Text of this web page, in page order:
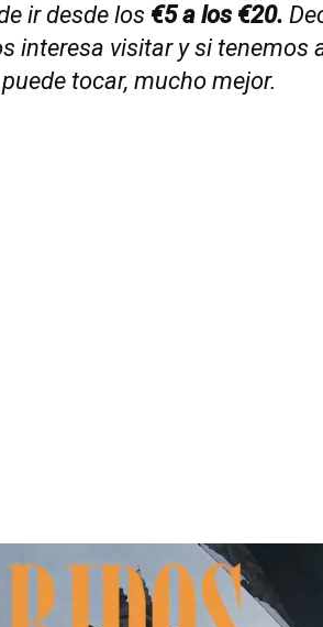
ir desde los €5 a los €20.
interesa visitar y si tenemos
tocar, mucho mejor.